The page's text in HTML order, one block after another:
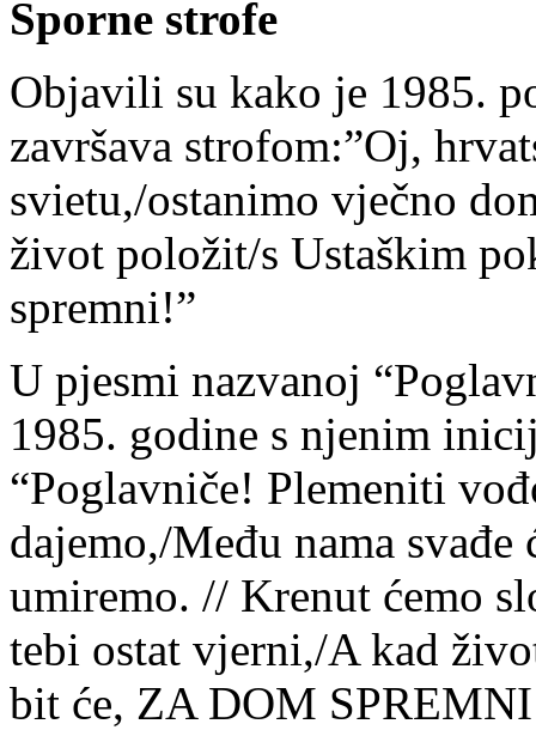
Sporne strofe
Objavili su kako je 1985.
završava strofom:”Oj,
svietu,/ostanimo vječno
život položit/s Ustaškim
spremni!”
U pjesmi nazvanoj
1985. godine s njenim
“Poglavniče! Plemeniti
dajemo,/Među nama
umiremo. // Krenut ćemo
tebi ostat vjerni,/A kad
bit će, ZA DOM